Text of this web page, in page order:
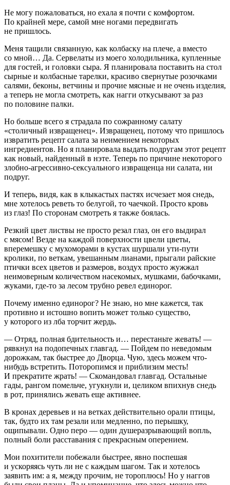
Не могу пожаловаться, но ехала я почти с комфортом.
По крайней мере, самой мне ногами передвигать
не пришлось.
Меня тащили связанную, как колбаску на плече, а вместо
со мной… Да. Сервелаты из моего холодильника, купленные
для гостей, и головки сыра. Я планировала поставить на стол
сырные и колбасные тарелки, красиво свернутые розочками
салями, беконы, ветчины и прочие мясные и не очень изделия,
а теперь не могла смотреть, как нагги откусывают за раз
по половине палки.
Но больше всего я страдала по сожранному салату
«столичный извращенец». Извращенец, потому что пришлось
извратить рецепт салата за неимением некоторых
ингредиентов. Но я планировала выдать подругам этот рецепт
как новый, найденный в нэте. Теперь по причине некоторого
злобно-агрессивно-сексуального извращенца ни салата, ни
подруг.
И теперь, видя, как в клыкастых пастях исчезает моя снедь,
мне хотелось реветь то белугой, то чаечкой. Просто кровь
из глаз! По сторонам смотреть я также боялась.
Резкий цвет листвы не просто резал глаз, он его выдирал
с мясом! Везде на каждой поверхности цвели цветы,
вперемешку с мухоморами в кустах шуршали ути-пути
кролики, по веткам, увешанным лианами, прыгали райские
птички всех цветов и размеров, воздух просто жужжал
неимоверным количеством насекомых, мушками, бабочками,
жуками, где-то за лесом трубно ревел единорог.
Почему именно единорог? Не знаю, но мне кажется, так
противно и истошно вопить может только существо,
у которого из лба торчит жердь.
— Отряд, полная бдительность и… перестаньте жевать! —
рявкнул на подопечных главгад. — Пойдем по неведомым
дорожкам, так быстрее до Дворца. Чую, здесь можем что-
нибудь встретить. Поторопимся и приблизим месть!
И прекратите жрать! — Скомандовал главгад. Остальные
гады, рангом помельче, угукнули и, целиком впихнув снедь
в рот, принялись жевать еще активнее.
В кронах деревьев и на ветках действительно орали птицы,
так, будто их там резали или медленно, по перышку,
ощипывали. Одно перо — один душеразрывающий вопль,
полный боли расставания с прекрасным оперением.
Мои похитители побежали быстрее, явно поспешая
и ускоряясь чуть ли не с каждым шагом. Так и хотелось
заявить им: а я, между прочим, не тороплюсь! Но у наггов